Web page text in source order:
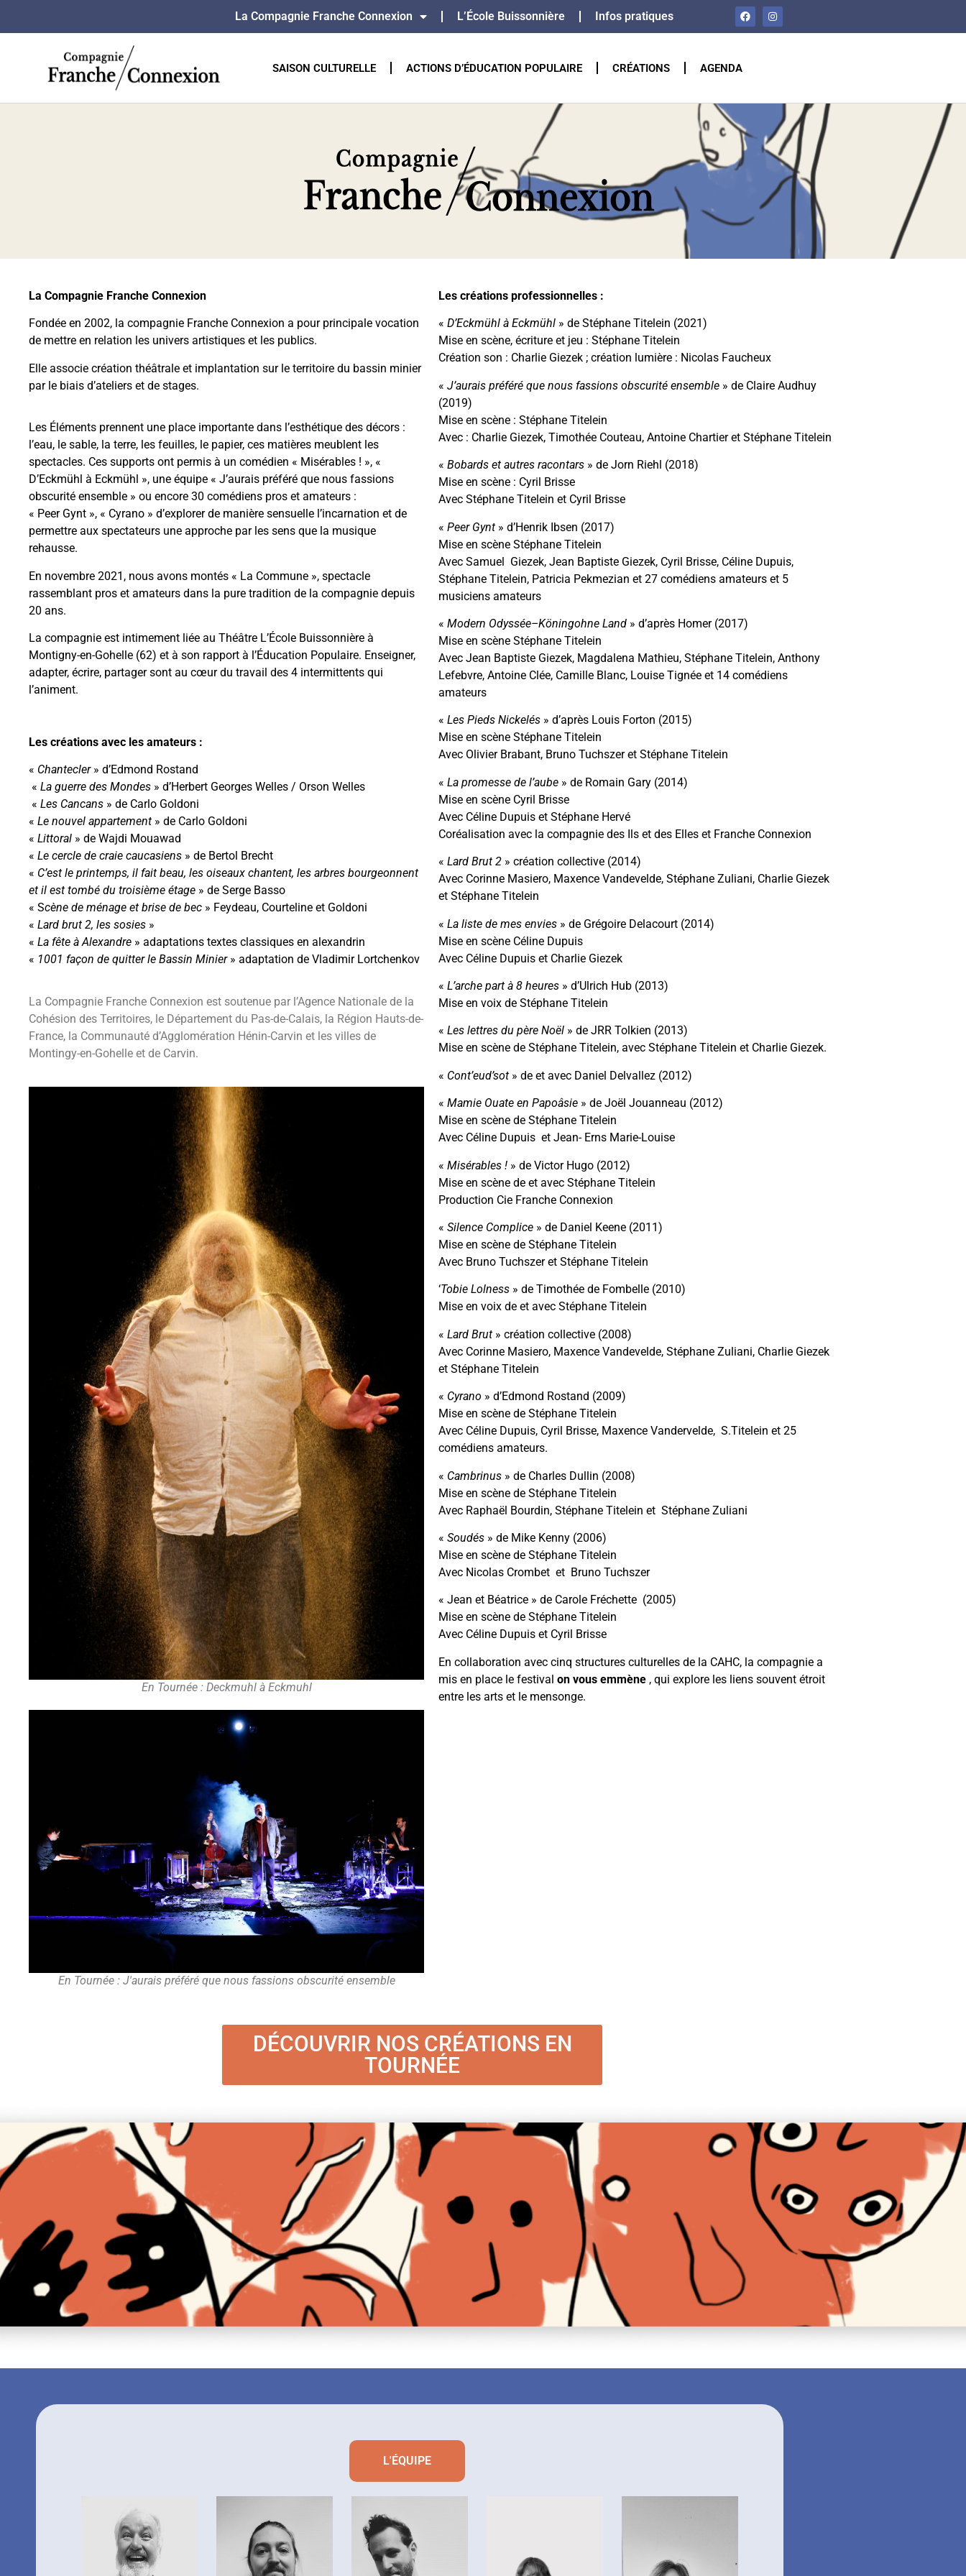
La Compagnie Franche Connexion L’École Buissonnière Infos pratiques
SAISON CULTURELLE ACTIONS D’ÉDUCATION POPULAIRE CRÉATIONS AGENDA
La Compagnie Franche Connexion
Fondée en 2002, la compagnie Franche Connexion a pour principale vocation
de mettre en relation les univers artistiques et les publics.
Elle associe création théâtrale et implantation sur le territoire du bassin minier
par le biais d’ateliers et de stages.
Les Éléments prennent une place importante dans l’esthétique des décors :
l’eau, le sable, la terre, les feuilles, le papier, ces matières meublent les
spectacles. Ces supports ont permis à un comédien « Misérables ! », «
D’Eckmühl à Eckmühl », une équipe « J’aurais préféré que nous fassions
obscurité ensemble » ou encore 30 comédiens pros et amateurs :
« Peer Gynt », « Cyrano » d’explorer de manière sensuelle l’incarnation et de
permettre aux spectateurs une approche par les sens que la musique
rehausse.
En novembre 2021, nous avons montés « La Commune », spectacle
rassemblant pros et amateurs dans la pure tradition de la compagnie depuis
20 ans.
La compagnie est intimement liée au Théâtre L’École Buissonnière à
Montigny-en-Gohelle (62) et à son rapport à l’Éducation Populaire. Enseigner,
adapter, écrire, partager sont au cœur du travail des 4 intermittents qui
l’animent.
Les créations avec les amateurs :
« Chantecler» d’Edmond Rostand
« La guerre des Mondes » d’Herbert Georges Welles / Orson Welles
« Les Cancans » de Carlo Goldoni
« Le nouvel appartement » de Carlo Goldoni
« Littoral » de Wajdi Mouawad
« Le cercle de craie caucasiens » de Bertol Brecht
« C’est le printemps, il fait beau, les oiseaux chantent, les arbres bourgeonnent
et il est tombé du troisième étage » de Serge Basso
« Scène de ménage et brise de bec » Feydeau, Courteline et Goldoni
« Lard brut 2, les sosies »
« La fête à Alexandre » adaptations textes classiques en alexandrin
« 1001 façon de quitter le Bassin Minier» adaptation de Vladimir Lortchenkov
La Compagnie Franche Connexion est soutenue par l’Agence Nationale de la
Cohésion des Territoires, le Département du Pas-de-Calais, la Région Hauts-de-
France, la Communauté d’Agglomération Hénin-Carvin et les villes de
Montingy-en-Gohelle et de Carvin.
En Tournée : Deckmuhl à Eckmuhl
En Tournée : J'aurais préféré que nous fassions obscurité ensemble
Les créations professionnelles :
« D’Eckmühl à Eckmühl » de Stéphane Titelein (2021)
Mise en scène, écriture et jeu : Stéphane Titelein
Création son : Charlie Giezek ; création lumière : Nicolas Faucheux
« J’aurais préféré que nous fassions obscurité ensemble » de Claire Audhuy
(2019)
Mise en scène : Stéphane Titelein
Avec : Charlie Giezek, Timothée Couteau, Antoine Chartier et Stéphane Titelein
« Bobards et autres racontars » de Jorn Riehl (2018)
Mise en scène : Cyril Brisse
Avec Stéphane Titelein et Cyril Brisse
« Peer Gynt » d’Henrik Ibsen (2017)
Mise en scène Stéphane Titelein
Avec Samuel Giezek, Jean Baptiste Giezek, Cyril Brisse, Céline Dupuis,
Stéphane Titelein, Patricia Pekmezian et 27 comédiens amateurs et 5
musiciens amateurs
« Modern Odyssée–Köningohne Land » d’après Homer (2017)
Mise en scène Stéphane Titelein
Avec Jean Baptiste Giezek, Magdalena Mathieu, Stéphane Titelein, Anthony
Lefebvre, Antoine Clée, Camille Blanc, Louise Tignée et 14 comédiens
amateurs
« Les Pieds Nickelés » d’après Louis Forton (2015)
Mise en scène Stéphane Titelein
Avec Olivier Brabant, Bruno Tuchszer et Stéphane Titelein
« La promesse de l’aube » de Romain Gary (2014)
Mise en scène Cyril Brisse
Avec Céline Dupuis et Stéphane Hervé
Coréalisation avec la compagnie des Ils et des Elles et Franche Connexion
« Lard Brut 2 » création collective (2014)
Avec Corinne Masiero, Maxence Vandevelde, Stéphane Zuliani, Charlie Giezek
et Stéphane Titelein
« La liste de mes envies » de Grégoire Delacourt (2014)
Mise en scène Céline Dupuis
Avec Céline Dupuis et Charlie Giezek
« L’arche part à 8 heures » d’Ulrich Hub (2013)
Mise en voix de Stéphane Titelein
« Les lettres du père Noël » de JRR Tolkien (2013)
Mise en scène de Stéphane Titelein, avec Stéphane Titelein et Charlie Giezek.
« Cont’eud’sot » de et avec Daniel Delvallez (2012)
« Mamie Ouate en Papoâsie » de Joël Jouanneau (2012)
Mise en scène de Stéphane Titelein
Avec Céline Dupuis et Jean- Erns Marie-Louise
« Misérables ! » de Victor Hugo (2012)
Mise en scène de et avec Stéphane Titelein
Production Cie Franche Connexion
« Silence Complice » de Daniel Keene (2011)
Mise en scène de Stéphane Titelein
Avec Bruno Tuchszer et Stéphane Titelein
‘Tobie Lolness » de Timothée de Fombelle (2010)
Mise en voix de et avec Stéphane Titelein
« Lard Brut » création collective (2008)
Avec Corinne Masiero, Maxence Vandevelde, Stéphane Zuliani, Charlie Giezek
et Stéphane Titelein
« Cyrano » d’Edmond Rostand (2009)
Mise en scène de Stéphane Titelein
Avec Céline Dupuis, Cyril Brisse, Maxence Vandervelde, S.Titelein et 25
comédiens amateurs.
« Cambrinus » de Charles Dullin (2008)
Mise en scène de Stéphane Titelein
Avec Raphaël Bourdin, Stéphane Titelein et Stéphane Zuliani
« Soudés » de Mike Kenny (2006)
Mise en scène de Stéphane Titelein
Avec Nicolas Crombet et Bruno Tuchszer
« Jean et Béatrice » de Carole Fréchette (2005)
Mise en scène de Stéphane Titelein
Avec Céline Dupuis et Cyril Brisse
En collaboration avec cinq structures culturelles de la CAHC, la compagnie a
mis en place le festival on vous emmène , qui explore les liens souvent étroit
entre les arts et le mensonge.
DÉCOUVRIR NOS CRÉATIONS EN
TOURNÉE
L'ÉQUIPE